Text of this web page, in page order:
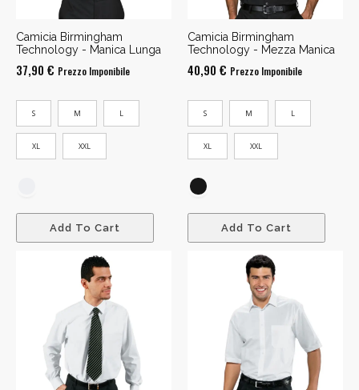
Camicia Birmingham
Technology - Manica Lunga
37,90 € Prezzo Imponibile
S M L
XL XXL
Add To Cart
Camicia Birmingham
Technology - Mezza Manica
40,90 € Prezzo Imponibile
S M L
XL XXL
Add To Cart